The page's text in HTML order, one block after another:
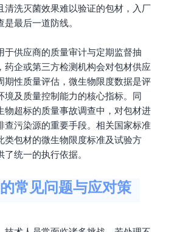
清洗灭菌效果难以验证的包材，入厂
最后一道防线。
于供应商的质量审计与定期监督抽
药企或第三方检测机构会对包材供应
期性质量评估，微生物限度数据是评
境及质量控制能力的核心指标。同
物超标的质量事故调查中，对包材进
查污染源的重要手段。相关国家标准
类包材的微生物限度标准及试验方
统一的执行依据。
常见问题与应对策